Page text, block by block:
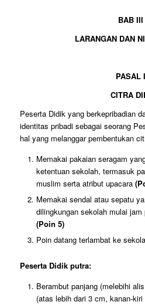
BAB III
LARANGAN DAN
PASAL I
CITRA
Peserta Didik yang berkepribadian
identitas pribadi sebagai seorang
hal yang melanggar pembentukan
Memakai pakaian seragam
ketentuan sekolah, termasuk
muslim serta atribut upacara
Memakai sendal atau sepatu
dilingkungan sekolah mulai
(Poin 5)
Poin datang terlambat ke
Peserta Didik putra:
Berambut panjang (melebihi
(atas lebih dari 3 cm, kanan-